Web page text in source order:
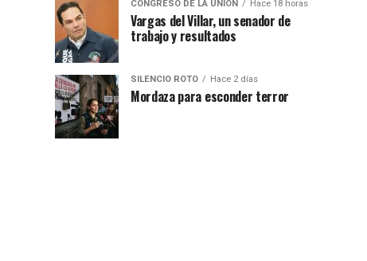
CONGRESO DE LA UNIÓN Hace 18 horas
Vargas del Villar, un senador de
trabajo y resultados
SILENCIO ROTO Hace 2 días
Mordaza para esconder terror